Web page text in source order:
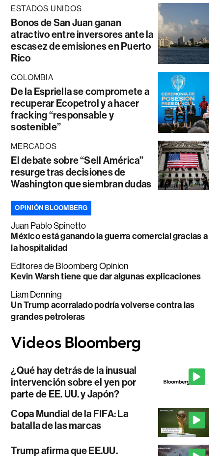
ESTADOS UNIDOS
Bonos de San Juan ganan
atractivo entre inversores ante la
escasez de emisiones en Puerto
Rico
COLOMBIA
De la Espriella se compromete a
recuperar Ecopetrol y a hacer
fracking “responsable y
sostenible”
MERCADOS
El debate sobre “Sell América”
resurge tras decisiones de
Washington que siembran dudas
OPINIÓN BLOOMBERG
Juan Pablo Spinetto
México está ganando la guerra comercial gracias a
la hospitalidad
Editores de Bloomberg Opinion
Kevin Warsh tiene que dar algunas explicaciones
Liam Denning
Un Trump acorralado podría volverse contra las
grandes petroleras
¿Qué hay detrás de la inusual
intervención sobre el yen por
parte de EE. UU. y Japón?
Copa Mundial de la FIFA: La
batalla de las marcas
Trump afirma que EE.UU.